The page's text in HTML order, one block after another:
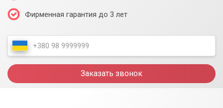
Фирменная гарантия до 3 лет
Заказать звонок